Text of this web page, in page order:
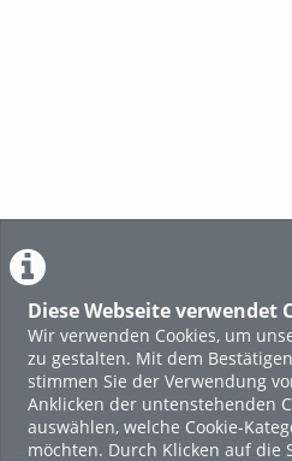
Diese Webseite verwendet
Wir verwenden Cookies, um
zu gestalten. Mit dem
stimmen Sie der Verwendung
Anklicken der untenstehenden
auswählen, welche Cookie-
möchten. Durch Klicken auf die